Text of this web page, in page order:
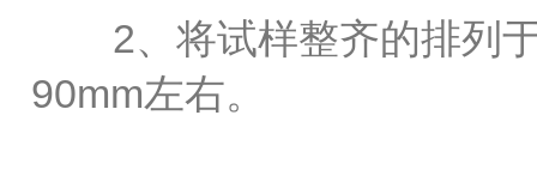
2、将试样整齐的排列于
90mm左右。